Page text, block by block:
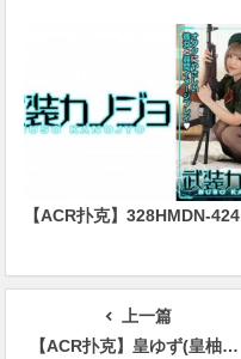
【ACR扑克】328HMDN-424
上一篇
【ACR扑克】皇ゆず(皇柚子，Sumeragi-Yuzu)作品MEYD-785介绍及封面预览